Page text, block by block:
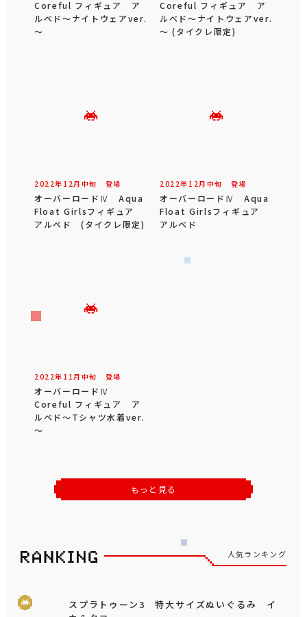
Coreful フィギュア ア
ルベド～ナイトウェアver.
～
Coreful フィギュア ア
ルベド～ナイトウェアver.
～ (タイクレ限定)
2022年 12 月 中旬 登場
オーバーロードⅣ Aqua
Float Girlsフィギュア
アルベド (タイクレ限定)
2022年 12 月 中旬 登場
オーバーロードⅣ Aqua
Float Girlsフィギュア
アルベド
2022年 11 月 中旬 登場
オーバーロードⅣ
Coreful フィギュア ア
ルベド～Tシャツ水着ver.
～
もっと見る
人気ランキング
スプラトゥーン3 特大サイズぬいぐるみ イ